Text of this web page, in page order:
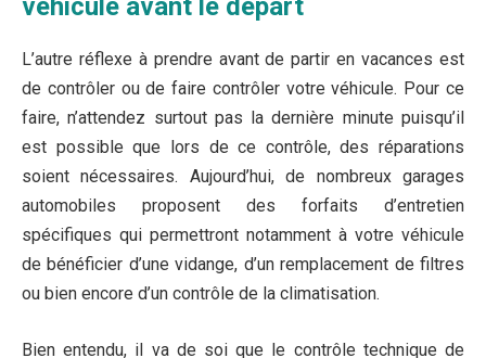
L’autre réflexe à prendre avant de partir en vacances est
de contrôler ou de faire contrôler votre véhicule. Pour ce
faire, n’attendez surtout pas la dernière minute puisqu’il
est possible que lors de ce contrôle, des réparations
soient nécessaires. Aujourd’hui, de nombreux garages
automobiles proposent des forfaits d’entretien
spécifiques qui permettront notamment à votre véhicule
de bénéficier d’une vidange, d’un remplacement de filtres
ou bien encore d’un contrôle de la climatisation.
Bien entendu, il va de soi que le contrôle technique de